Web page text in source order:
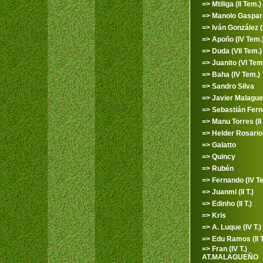
=> Mtiliga (II Tem.)
=> Manolo Gaspar
=> Iván González
=> Apoño (IV
=> Duda (VII Tem.)
=> Juanito (VI
=> Baha (IV Tem.)
=> Sandro Silva
=> Javier
=> Sebastián
=> Manu Torres (II
=> Helder Rosario
=> Galatto
=> Quincy
=> Rubén
=> Fernando (IV
=> Juanmi (II T.)
=> Edinho (II T.)
=> Kris
=> A. Luque (IV T.)
=> Edu Ramos (II
=> Fran (IV T.)
AT.MALAGUEÑO